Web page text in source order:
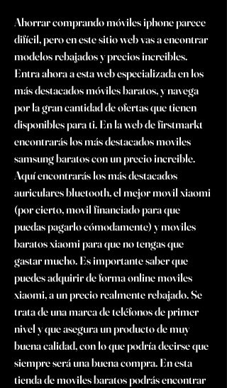
Ahorrar comprando móviles iphone parece
difícil, pero en este sitio web vas a encontrar
modelos rebajados y precios increibles.
Entra ahora a esta web especializada en los
más destacados móviles baratos, y navega
por la gran cantidad de ofertas que tienen
disponibles para ti. En la web de firstmarkt
encontrarás los más destacados moviles
samsung baratos con un precio increible.
Aquí encontrarás los más destacados
auriculares bluetooth, el mejor movil xiaomi
(por cierto, movil financiado para que
puedas pagarlo cómodamente) y moviles
baratos xiaomi para que no tengas que
gastar mucho. Es importante saber que
puedes adquirir de forma online moviles
xiaomi, a un precio realmente rebajado. Se
trata de una marca de teléfonos de primer
nivel y que asegura un producto de muy
buena calidad, con lo que podría decirse que
siempre será una buena compra. En esta
tienda de moviles baratos podrás encontrar